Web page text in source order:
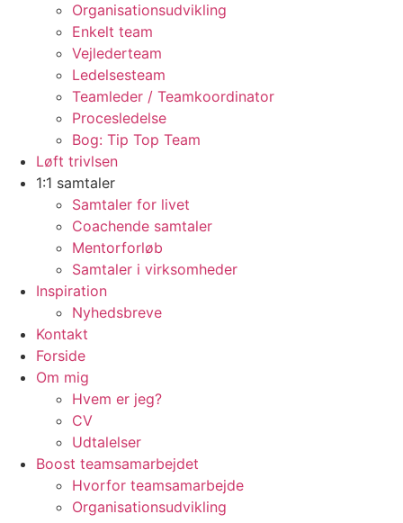
Organisationsudvikling
Enkelt team
Vejlederteam
Ledelsesteam
Teamleder / Teamkoordinator
Procesledelse
Bog: Tip Top Team
Løft trivlsen
1:1 samtaler
Samtaler for livet
Coachende samtaler
Mentorforløb
Samtaler i virksomheder
Inspiration
Nyhedsbreve
Kontakt
Forside
Om mig
Hvem er jeg?
CV
Udtalelser
Boost teamsamarbejdet
Hvorfor teamsamarbejde
Organisationsudvikling